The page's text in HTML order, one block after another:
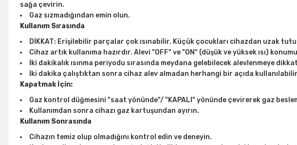
sağa çevirin.
Gaz sızmadığından emin olun.
Kullanım Sırasında
DİKKAT: Erişilebilir parçalar çok ısınabilir. Küçük çocukları cihazdan uzak
Cihaz artık kullanıma hazırdır. Alevi "OFF" ve "ON" (düşük ve yüksek ısı)
İki dakikalık ısınma periyodu sırasında meydana gelebilecek alevlenmeye
İki dakika çalıştıktan sonra cihaz alev almadan herhangi bir açıda
Kapatmak İçin:
Gaz kontrol düğmesini "saat yönünde"/ "KAPALI" yönünde çevirerek gaz
Kullanımdan sonra cihazı gaz kartuşundan ayırın.
Kullanım Sonrasında
Cihazın temiz olup olmadığını kontrol edin ve deneyin.